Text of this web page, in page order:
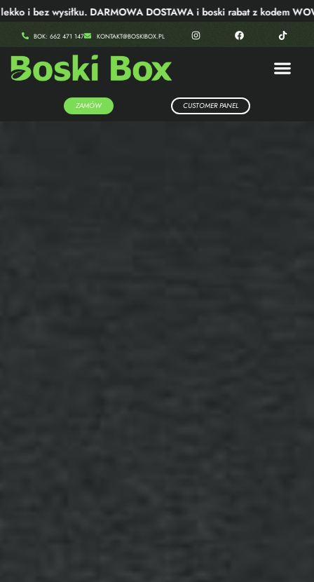
wysiłku. DARMOWA DOSTAWA i boski rabat z kodem WOW40!
BOK: 662 471 147 KONTAKT@BOSKIBOX.PL
ZAMÓW CUSTOMER PANEL